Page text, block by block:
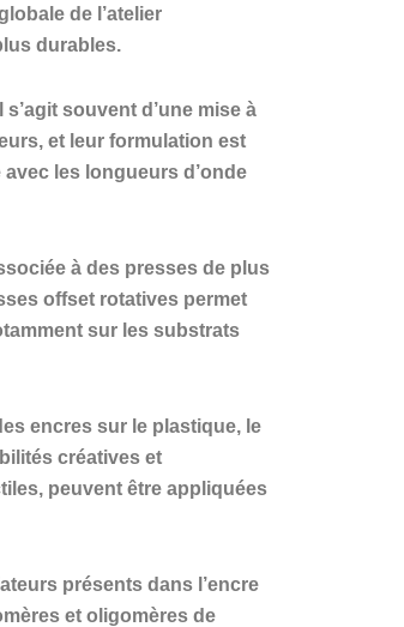
de l’atelier
durables.
souvent d’une mise à
et leur formulation est
les longueurs d’onde
à des presses de plus
offset rotatives permet
sur les substrats
encres sur le plastique, le
créatives et
peuvent être appliquées
présents dans l’encre
et oligomères de